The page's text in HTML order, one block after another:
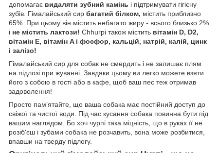
допомагає видаляти зубний камінь і підтримувати гігієну
зубів. Гімалайський сир багатий білком, містить приблизно
65%. При цьому він містить небагато жиру - всього близько 2%
і не містить лактози! Chhurpi також містить вітамін D, D2,
вітамін E, вітамін A і фосфор, кальцій, натрій, калій, цинк
і залізо!
Гімалайський сир для собак не смердить і не залишає плям
на підлозі при жуванні. Завдяки цьому ви легко можете взяти
його з собою в гості або в кафе, щоб ваш пес теж отримав
задоволення!
Просто пам’ятайте, що ваша собака має постійний доступ до
свіжої та чистої води. Під час кусання собака повинна бути під
вашим наглядом. Бо хоч чурпі така міцність, що в руках її не
розіб'єш і зубами собака не розчавить, вона може розбитися,
впавши на тверду підлогу.